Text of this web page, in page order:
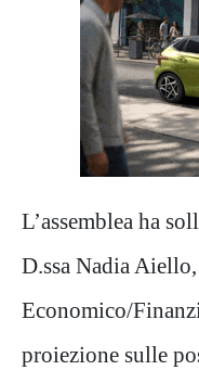
L’assemblea ha
D.ssa Nadia
Economico/
proiezione sulle